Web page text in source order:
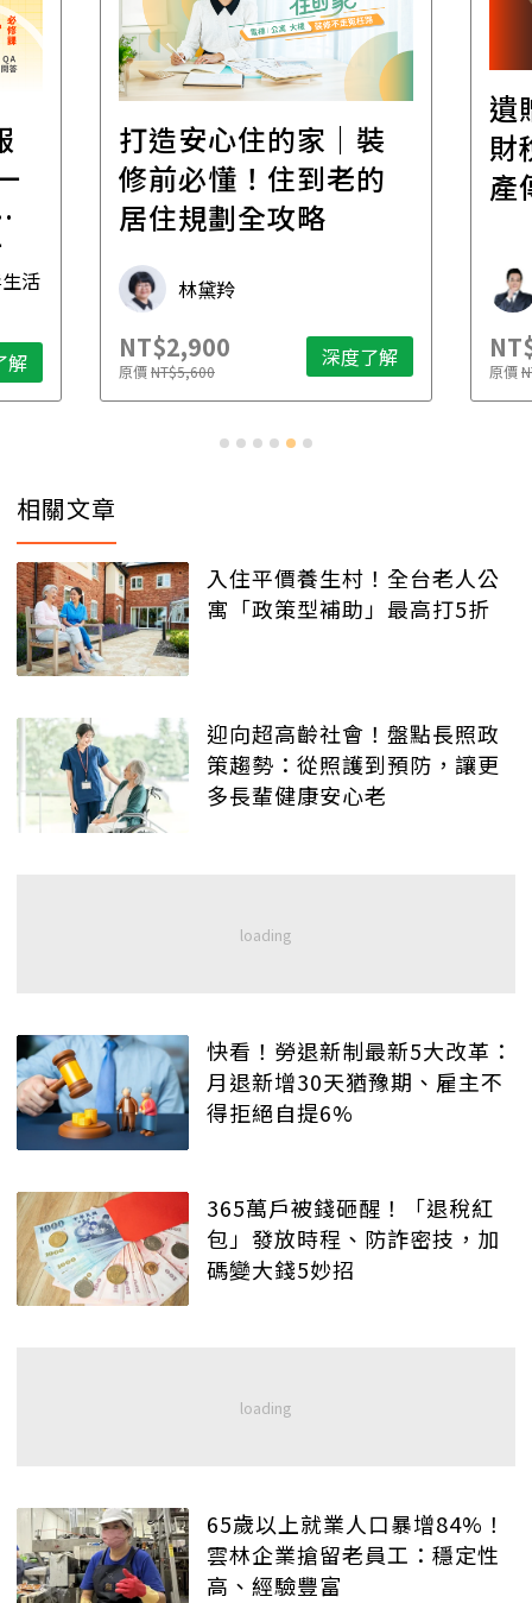
活
解
打造安心住的家｜裝
修前必懂！住到老的
居住規劃全攻略
林黛羚
NT$2,900
原價NT$5,600 深度了解
遺
財
產
原價
相關文章
入住平價養生村！全台老人公
寓「政策型補助」最高打5折
迎向超高齡社會！盤點長照政
策趨勢：從照護到預防，讓更
多長輩健康安心老
快看！勞退新制最新5大改革：
月退新增30天猶豫期、雇主不
得拒絕自提6%
365萬戶被錢砸醒！「退稅紅
包」發放時程、防詐密技，加
碼變大錢5妙招
65歲以上就業人口暴增84%！
雲林企業搶留老員工：穩定性
高、經驗豐富